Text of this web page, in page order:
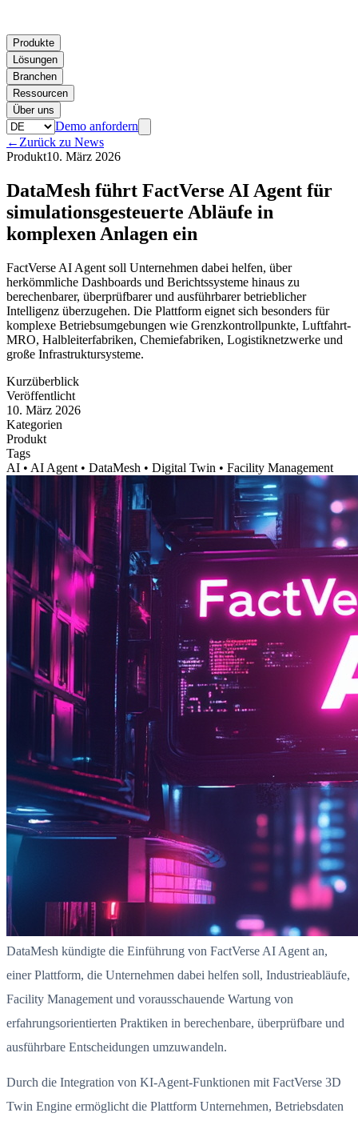
Produkte
Lösungen
Branchen
Ressourcen
Über uns
Demo anfordern
← Zurück zu News
Produkt10. März 2026
DataMesh führt FactVerse AI Agent für
simulationsgesteuerte Abläufe in
komplexen Anlagen ein
FactVerse AI Agent soll Unternehmen dabei helfen, über
herkömmliche Dashboards und Berichtssysteme hinaus zu
berechenbarer, überprüfbarer und ausführbarer betrieblicher
Intelligenz überzugehen. Die Plattform eignet sich besonders für
komplexe Betriebsumgebungen wie Grenzkontrollpunkte, Luftfahrt-
MRO, Halbleiterfabriken, Chemiefabriken, Logistiknetzwerke und
große Infrastruktursysteme.
Kurzüberblick
Veröffentlicht
10. März 2026
Kategorien
Produkt
Tags
AI • AI Agent • DataMesh • Digital Twin • Facility Management
DataMesh kündigte die Einführung von FactVerse AI Agent an,
einer Plattform, die Unternehmen dabei helfen soll, Industrieabläufe,
Facility Management und vorausschauende Wartung von
erfahrungsorientierten Praktiken in berechenbare, überprüfbare und
ausführbare Entscheidungen umzuwandeln.
Durch die Integration von KI-Agent-Funktionen mit FactVerse 3D
Twin Engine ermöglicht die Plattform Unternehmen, Betriebsdaten